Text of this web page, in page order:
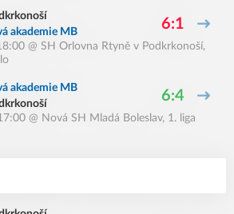
akademie MB
6:1
@ SH Orlovna Rtyně v Podkrkonoší,
akademie MB
6:4
@ Nová SH Mladá Boleslav, 1. liga